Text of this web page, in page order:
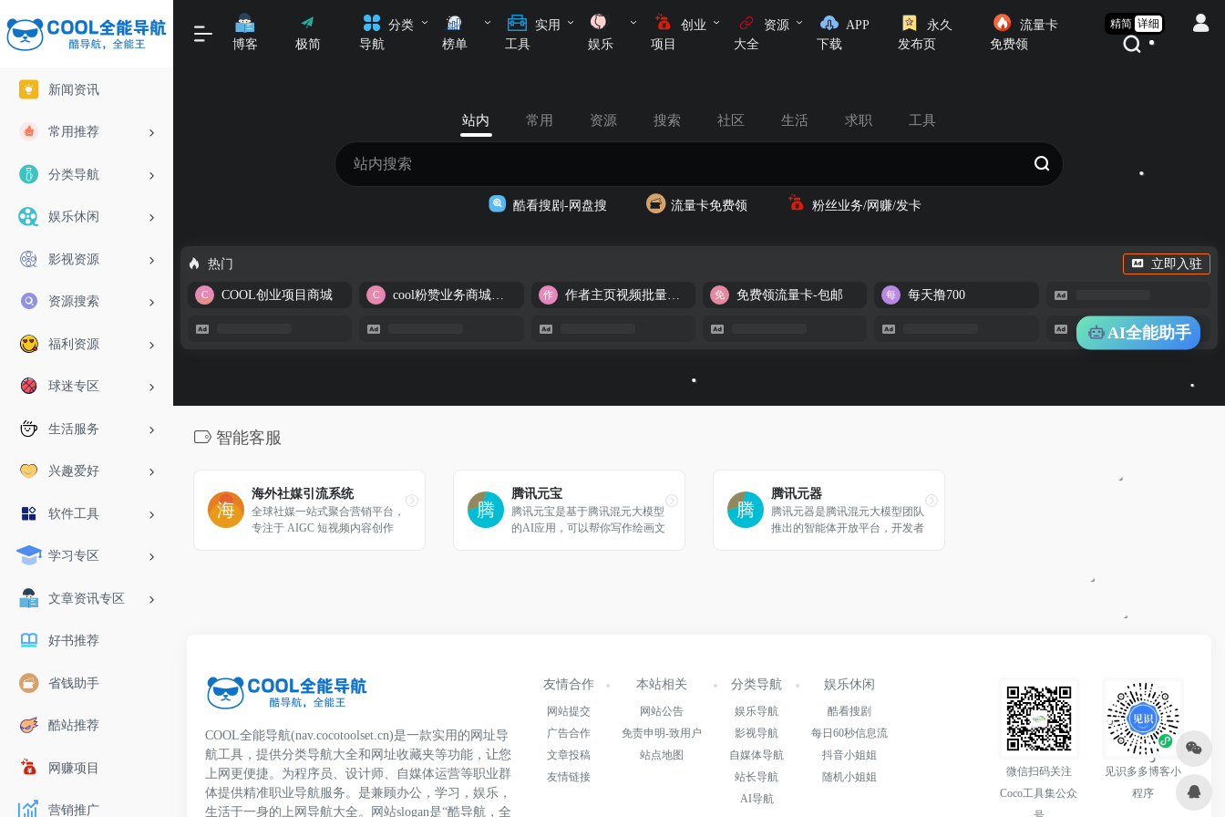
新闻资讯
常用推荐
分类导航
娱乐休闲
影视资源
资源搜索
福利资源
球迷专区
生活服务
兴趣爱好
软件工具
学习专区
文章资讯专区
好书推荐
省钱助手
酷站推荐
网赚项目
营销推广
博客 极简
分类
导航
榜单
实用
工具
娱乐
创业
项目
资源
大全
APP
下载
永久
发布页
流量卡
免费领
精简 详细
站内 常用 资源 搜索 社区 生活 求职 工具
酷看搜剧-网盘搜 流量卡免费领 粉丝业务/网赚/发卡
热门 立即入驻
COOL创业项目商城 cool粉赞业务商城【爆粉引流】 作者主页视频批量提取 免费领流量卡-包邮 每天撸700
智能客服
海外社媒引流系统
全球社媒一站式聚合营销平台，
专注于 AIGC 短视频内容创作
腾讯元宝
腾讯元宝是基于腾讯混元大模型
的AI应用，可以帮你写作绘画文
腾讯元器
腾讯元器是腾讯混元大模型团队
推出的智能体开放平台，开发者
COOL全能导航(nav.cocotoolset.cn)是一款实用的网址导
航工具，提供分类导航大全和网址收藏夹等功能，让您
上网更便捷。为程序员、设计师、自媒体运营等职业群
体提供精准职业导航服务。是兼顾办公，学习，娱乐，
生活于一身的上网导航大全。网站slogan是“酷导航，全
友情合作
网站提交
广告合作
文章投稿
友情链接
本站相关
网站公告
免责申明-致用户
站点地图
分类导航
娱乐导航
影视导航
自媒体导航
站长导航
AI导航
娱乐休闲
酷看搜剧
每日60秒信息流
抖音小姐姐
随机小姐姐
微信扫码关注
Coco工具集公众
见识多多博客小
程序
AI全能助手